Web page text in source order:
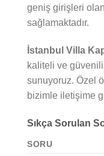
geniş girişleri
sağlamaktadır.
İstanbul Villa
kaliteli ve
sunuyoruz. Özel
bizimle iletişime
Sıkça Sorulan
SORU